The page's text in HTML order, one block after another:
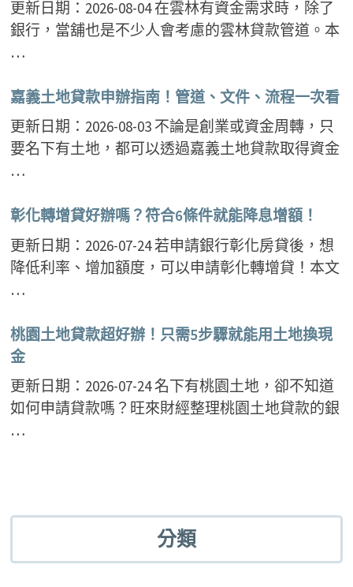
更新日期：2026-08-04 在雲林有資金需求時，除了
銀行，當舖也是不少人會考慮的雲林貸款管道。本
…
嘉義土地貸款申辦指南！管道、文件、流程一次看
更新日期：2026-08-03 不論是創業或資金周轉，只
要名下有土地，都可以透過嘉義土地貸款取得資金
…
彰化轉增貸好辦嗎？符合6條件就能降息增額！
更新日期：2026-07-24 若申請銀行彰化房貸後，想
降低利率、增加額度，可以申請彰化轉增貸！本文
…
桃園土地貸款超好辦！只需5步驟就能用土地換現
金
更新日期：2026-07-24 名下有桃園土地，卻不知道
如何申請貸款嗎？旺來財經整理桃園土地貸款的銀
…
分類